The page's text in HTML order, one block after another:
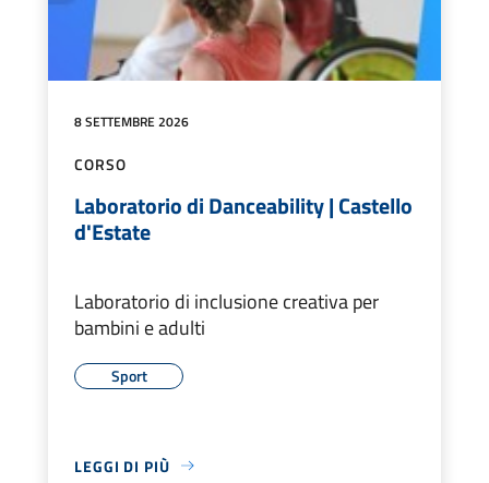
8 SETTEMBRE 2026
CORSO
Laboratorio di Danceability | Castello
d'Estate
Laboratorio di inclusione creativa per
bambini e adulti
Sport
LEGGI DI PIÙ